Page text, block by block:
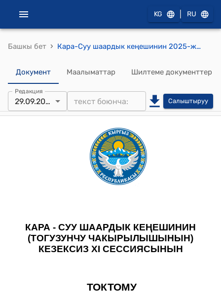
KG RU
Башкы бет › Кара-Суу шаардык кеңешинин 2025-жылдын 29-сентябры № 11/13 Сарай айылдык кеңешинен чыккан токтомдорго шаар атынан жаңылоо жөнүндө токтому
Документ Маалыматтар Шилтеме документтер
Редакция
29.09.2025 Салыштыруу